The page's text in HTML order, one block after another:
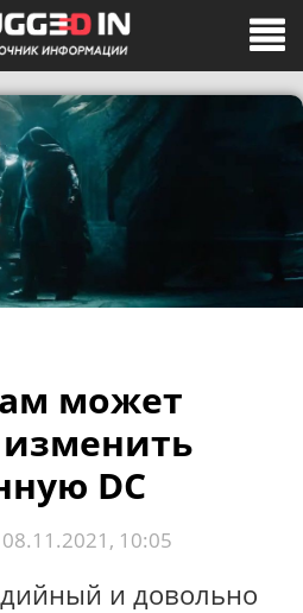
может
DC
08.11.2021, 10:05
и довольно